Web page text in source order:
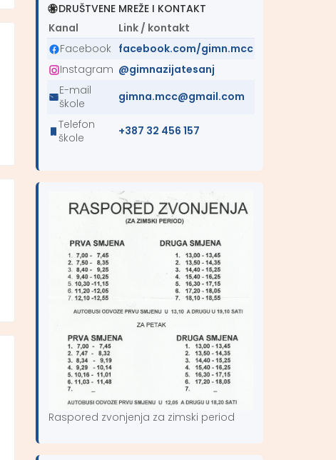
DRUŠTVENE MREŽE I KONTAKT
Kanal
Link / kontakt
Facebook facebook.com/gimn.mcc
Instagram @gimnazijatesanj
E-mail
škole
gimna.mcc@gmail.com
Telefon
škole
+387 32 456 157
Raspored zvonjenja za zimski period